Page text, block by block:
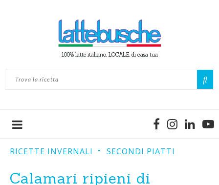
100% latte italiano, LOCALE, di casa tua
RICETTE INVERNALI SECONDI PIATTI
Calamari ripieni di